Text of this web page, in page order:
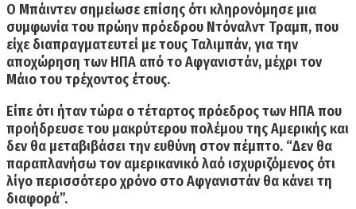
Ο Μπάιντεν σημείωσε επίσης ότι κληρονόμησε μια
συμφωνία του πρώην πρόεδρου Ντόναλντ Τραμπ,που
είχε διαπραγματευτεί με τους Ταλιμπάν,για την
αποχώρηση των ΗΠΑ από το Αφγανιστάν, μέχρι τον
Μάιο του τρέχοντος έτους.
Είπε ότι ήταν τώρα ο τέταρτος πρόεδρος των ΗΠΑ που
προήδρευσε του μακρύτερου πολέμου της Αμερικής και
δεν θα μεταβιβάσει την ευθύνη στον πέμπτο. “Δεν θα
παραπλανήσω τον αμερικανικό λαό ισχυριζόμενος ότι
λίγο περισσότερο χρόνο στο Αφγανιστάν θα κάνει τη
διαφορά”.